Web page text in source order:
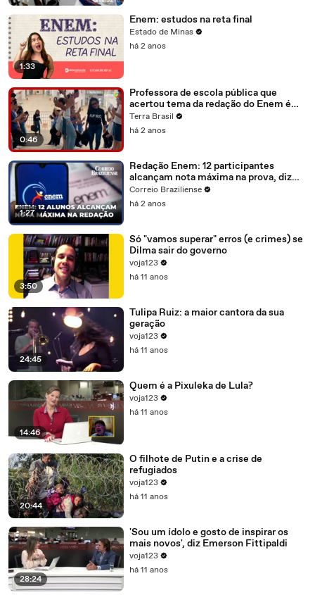
1:33
Enem: estudos na reta final
Estado de Minas
há 2 anos
0:46
Professora de escola pública que
acertou tema da redação do Enem é
ovacionada na Bahia
Terra Brasil
há 2 anos
1:27
Redação Enem: 12 participantes
alcançam nota máxima na prova, diz
MEC
Correio Braziliense
há 2 anos
3:50
Só "vamos superar" erros (e crimes) se
Dilma sair do governo
voja123
há 11 anos
24:45
Tulipa Ruiz: a maior cantora da sua
geração
voja123
há 11 anos
14:46
Quem é a Pixuleka de Lula?
voja123
há 11 anos
20:44
O filhote de Putin e a crise de
refugiados
voja123
há 11 anos
28:24
'Sou um ídolo e gosto de inspirar os
mais novos', diz Emerson Fittipaldi
voja123
há 11 anos